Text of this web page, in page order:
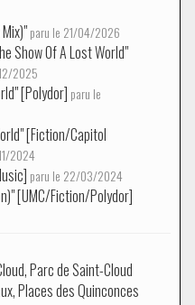
paru le 21/04/2026
Show Of A Lost World"
2025
[Polydor] paru le
[Fiction/Capitol
2024
paru le 22/03/2024
[UMC/Fiction/Polydor]
Parc de Saint-Cloud
Places des Quinconces